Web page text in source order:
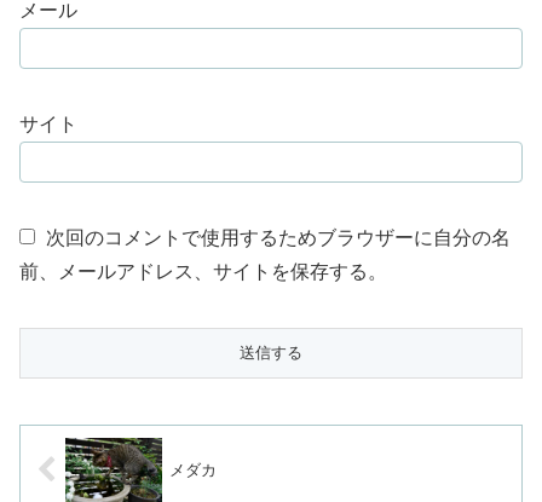
メール
サイト
次回のコメントで使用するためブラウザーに自分の名
前、メールアドレス、サイトを保存する。
メダカ